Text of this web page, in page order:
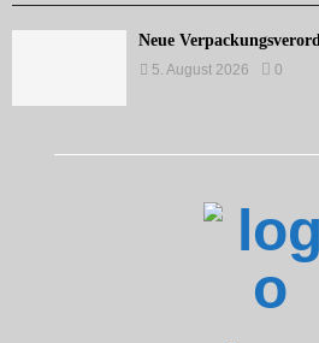
Neue
5. August 2026 0